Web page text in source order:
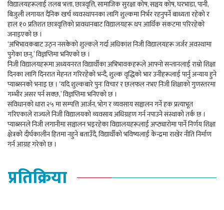
विद्यालयहरूलाई तलब भत्ता, छात्रवृत्ति, सामाजिक सुरक्षा कोष, सञ्चय कोष, घरभाडा, पानी,
बिजुली लगायत दैनिक खर्च व्यवस्थापनका लागि शुल्कमा निर्भर रहनुपर्ने बाध्यता रहेको र
हाल १० प्रतिशत छात्रवृत्तिको प्रावधानबाट विद्यालयहरू थप आर्थिक संकटमा परिरहेको
जनाइएको छ ।
‘अभिभावकबाट उठ्न नसकेको शुल्कले गर्दा अधिकांश निजी विद्यालयहरू जर्जर अवस्थामा
पुगेका छन्,’ विज्ञप्तिमा भनिएको छ ।
निजी विद्यालयहरूमा अध्ययनरत विद्यार्थीका अभिभावकहरूले आफ्नो सन्तानलाई राम्रो शिक्षा
दिनका लागि दिनरात मेहनत गरिरहेको भन्दै, शुल्क वृद्धिको भार उनीहरूलाई पार्नु अन्याय हुने
प्याब्सनको भनाइ छ । ‘यदि शुल्कबारे पुनः विचार र छलफल नभए निजी शिक्षाको गुणस्तरमा
गम्भीर असर पर्न सक्छ,’ विज्ञप्तिमा भनिएको छ ।
संविधानको धारा २५ मा सम्पत्ति आर्जन, भोग र व्यवसाय सञ्चालन गर्ने हक प्रत्याभूत
गरिएकाले राज्यले निजी विद्यालयको व्यवसाय अधिग्रहण गर्न नपाउने संस्थाको तर्क छ ।
प्याब्सनले निजी लगानीमा सञ्चालन भइरहेका विद्यालयहरूलाई अप्ठ्यारोमा पार्ने निर्णय शिक्षा
क्षेत्रको दीर्घकालीन हितमा नहुने बताउँदै, विद्यार्थीको भविष्यलाई केन्द्रमा राखेर नीति निर्माण
गर्न आग्रह गरेको छ ।
प्रतिक्रिया